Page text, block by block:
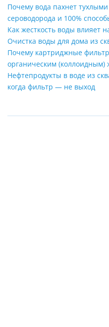
Почему вода пахнет
сероводорода и 100%
Как жесткость воды влияет
Очистка воды для дома из
Почему картриджные
органическим (коллоидным)
Нефтепродукты в воде из
когда фильтр — не выход